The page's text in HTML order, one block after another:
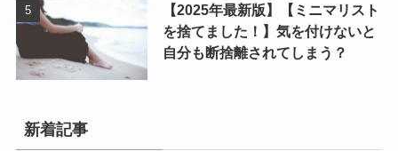
【2025年最新版】【ミニマリスト
を捨てました！】気を付けないと
自分も断捨離されてしまう？
新着記事